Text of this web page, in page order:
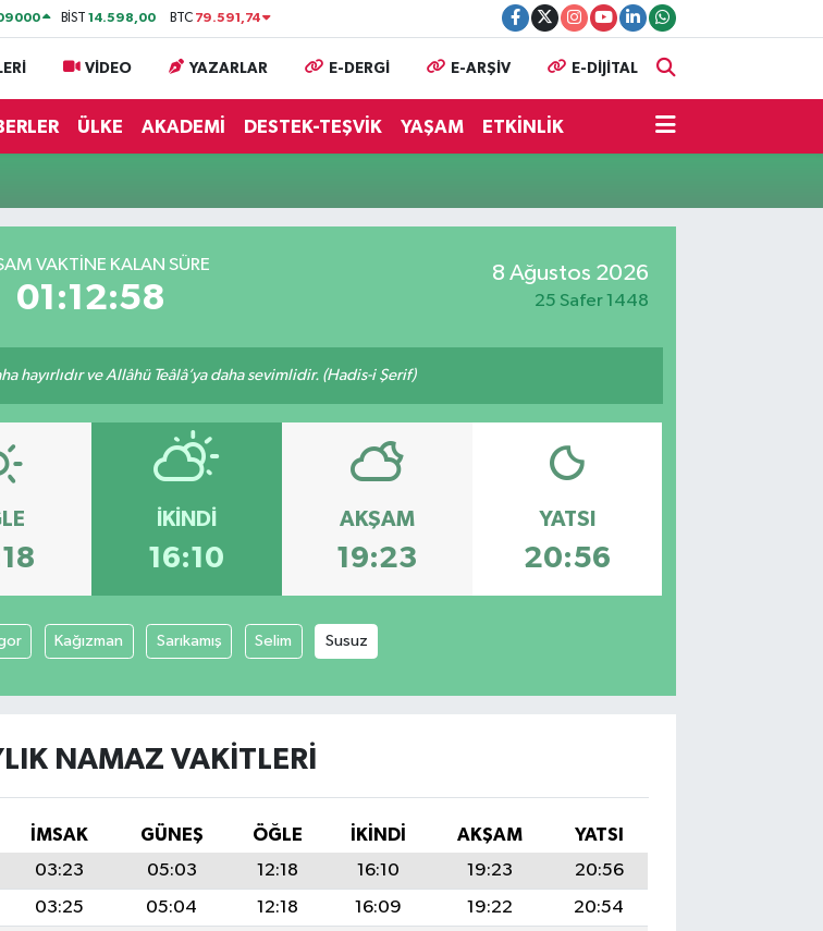
BİST14.598,00 BTC 79.591,74
VİDEO YAZARLAR E-DERGİ E-ARŞİV E-DİJİTAL
ÜLKE AKADEMİ DESTEK-TEŞVİK YAŞAM ETKİNLİK
VAKTİNE KALAN SÜRE
01:12:58
8 Ağustos 2026
25 Safer 1448
hayırlıdır ve Allâhü Teâlâ’ya daha sevimlidir. (Hadis-i Şerif)
İKINDI
16:10
AKŞAM
19:23
YATSI
20:56
Kağızman Sarıkamış Selim Susuz
NAMAZ VAKITLERI
İMSAK GÜNEŞ ÖĞLE İKINDI AKŞAM
YATSI
03:23 05:03 12:18 16:10 19:23
20:56
03:25 05:04 12:18 16:09 19:22
20:54